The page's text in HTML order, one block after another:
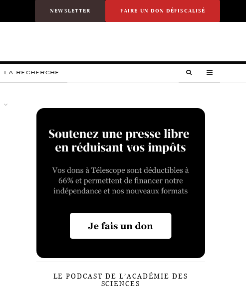
NEWSLETTER FAIRE UN DON DÉFISCALISÉ
LA RECHERCHE
LE PODCAST DE L’ACADÉMIE DES
SCIENCES